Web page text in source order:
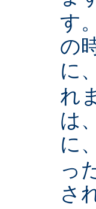
す
の
に
れ
は
に、
っ
さ